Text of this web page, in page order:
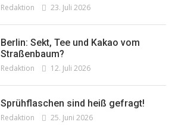
Redaktion 23. Juli 2026
Berlin: Sekt, Tee und Kakao vom
Straßenbaum?
Redaktion 12. Juli 2026
Sprühflaschen sind heiß gefragt!
Redaktion 25. Juni 2026